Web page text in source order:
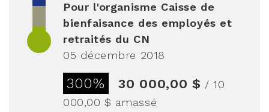
Pour l'organisme Caisse de
bienfaisance des employés et
retraités du CN
05 décembre 2018
300% 30 000,00 $ / 10
000,00 $ amassé